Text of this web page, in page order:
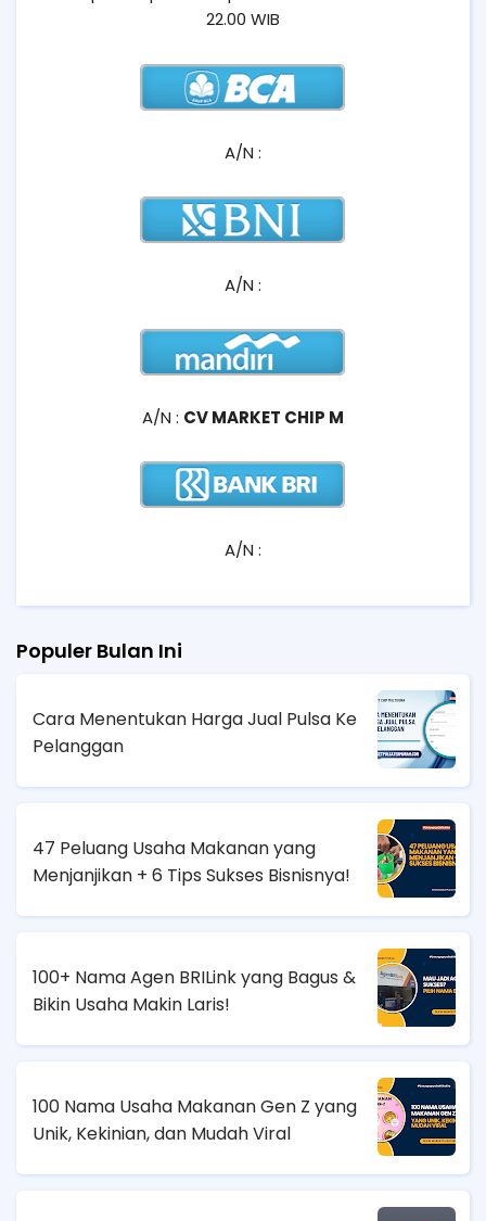
22.00 WIB
A/N :
A/N :
A/N : CV MARKET CHIP M
A/N :
Populer Bulan Ini
Cara Menentukan Harga Jual Pulsa Ke
Pelanggan
47 Peluang Usaha Makanan yang
Menjanjikan + 6 Tips Sukses Bisnisnya!
100+ Nama Agen BRILink yang Bagus &
Bikin Usaha Makin Laris!
100 Nama Usaha Makanan Gen Z yang
Unik, Kekinian, dan Mudah Viral